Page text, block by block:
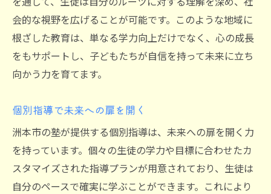
安全性を重視した施設設計
講師陣の質と研修制度
保護者が安心できるサポート体制
教室の雰囲気が学びに与える影響
親御さん必見洲本市の塾選びで考慮すべき要素
塾選びの基本ポイント
子どもに合った指導スタイルを見つける
費用対効果を徹底比較
会的な視野を広げることが可能です。このような地域に
根ざした教育は、単なる学力向上だけでなく、心の成長
をもサポートし、子どもたちが自信を持って未来に立ち
向かう力を育てます。
個別指導で未来への扉を開く
洲本市の塾が提供する個別指導は、未来への扉を開く力
を持っています。個々の生徒の学力や目標に合わせたカ
スタマイズされた指導プランが用意されており、生徒は
自分のペースで確実に学ぶことができます。これにより